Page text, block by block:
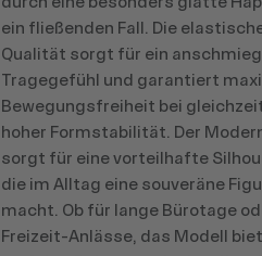
ein fließenden Fall. Die
Qualität sorgt für ein
Tragegefühl und garantiert
Bewegungsfreiheit bei
hoher Formstabilität. Der
sorgt für eine vorteilhafte
die im Alltag eine souveräne
macht. Ob für lange Bürotage
Freizeit-Anlässe, das Modell